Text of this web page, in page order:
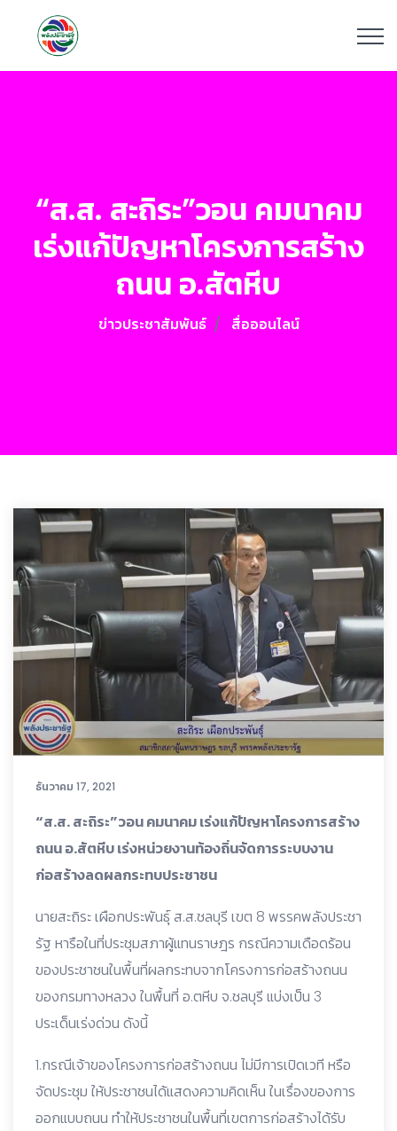
“ส.ส. สะถิระ”วอน คมนาคม
เร่งแก้ปัญหาโครงการสร้าง
ถนน อ.สัตหีบ
ข่าวประชาสัมพันธ์ สื่อออนไลน์
ธันวาคม 17, 2021
“ส.ส. สะถิระ”วอน คมนาคม เร่งแก้ปัญหาโครงการสร้าง
ถนน อ.สัตหีบ เร่งหน่วยงานท้องถิ่นจัดการระบบงาน
ก่อสร้างลดผลกระทบประชาชน
นายสะถิระ เผือกประพันธุ์ ส.ส.ชลบุรี เขต 8 พรรคพลังประชา
รัฐ หารือในที่ประชุมสภาผู้แทนราษฎร กรณีความเดือดร้อน
ของประชาชนในพื้นที่ผลกระทบจากโครงการก่อสร้างถนน
ของกรมทางหลวง ในพื้นที่ อ.ตหีบ จ.ชลบุรี แบ่งเป็น 3
ประเด็นเร่งด่วน ดังนี้
1.กรณีเจ้าของโครงการก่อสร้างถนน ไม่มีการเปิดเวที หรือ
จัดประชุม ให้ประชาชนได้แสดงความคิดเห็น ในเรื่องของการ
ออกแบบถนน ทำให้ประชาชนในพื้นที่เขตการก่อสร้างได้รับ